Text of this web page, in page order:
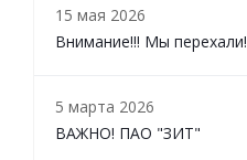
15 мая 2026
Внимание!!! Мы перехали!
5 марта 2026
ВАЖНО! ПАО "ЗИТ"